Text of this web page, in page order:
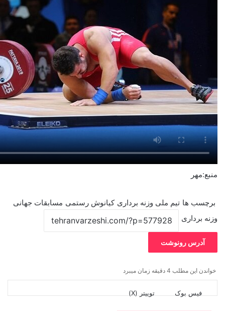
منبع:مهر
برچسب ها تیم ملی وزنه برداری کیانوش رستمی مسابقات جهانی
وزنه برداری
آدرس رونوشت
خواندن این مطلب 4 دقیقه زمان میبرد
فیس بوک توییتر (X)